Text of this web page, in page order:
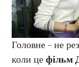
Головне – не
коли цефільм